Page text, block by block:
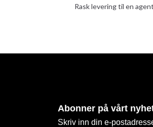
Rask levering til en
Abonner på vårt
Skriv inn din e-